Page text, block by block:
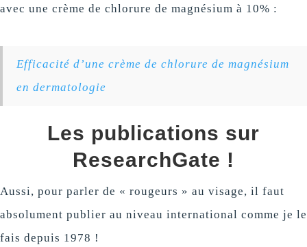
avec une crème de chlorure de magnésium à 10% :
Efficacité d’une crème de chlorure de magnésium
en dermatologie
Les publications sur
ResearchGate !
Aussi, pour parler de « rougeurs » au visage, il faut
absolument publier au niveau international comme je le
fais depuis 1978 !